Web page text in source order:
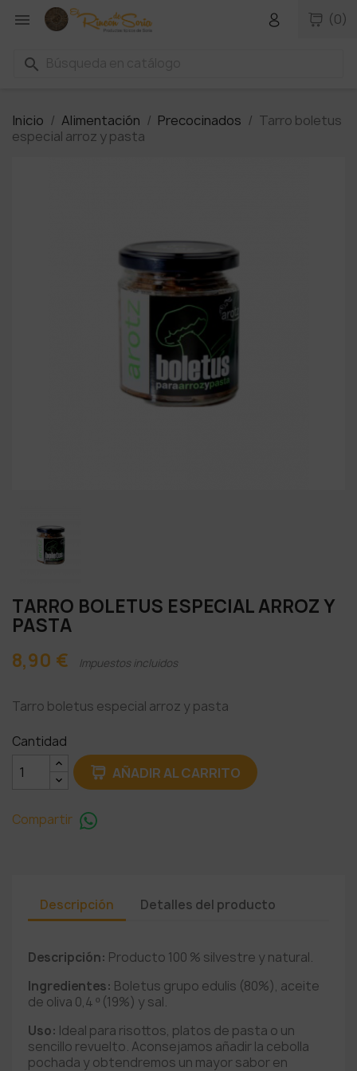
 (0)
search
Inicio Alimentación Precocinados
Tarro boletus
especial arroz y pasta
TARRO BOLETUS ESPECIAL ARROZ Y
PASTA
8,90 €
Impuestos incluidos
Tarro boletus especial arroz y pasta
Cantidad
AÑADIR AL CARRITO
Compartir
Descripción Detalles del producto
Descripción: Producto 100 % silvestre y natural.
Ingredientes: Boletus grupo edulis (80%), aceite
de oliva 0,4 º (19%) y sal.
Uso: Ideal para risottos, platos de pasta o un
sencillo revuelto. Aconsejamos añadir la cebolla
pochada y obtendremos un mayor sabor en